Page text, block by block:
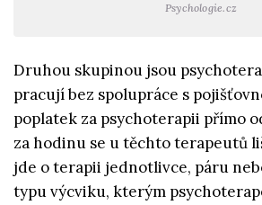
Psychologie.cz
Druhou skupinou jsou
pracují bez spolupráce s
poplatek za psychoterapii přímo
za hodinu se u těchto terapeutů
jde o terapii jednotlivce, páru
typu výcviku, kterým